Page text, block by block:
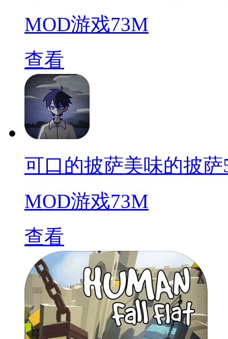
MOD游戏73M
查看
可口的披萨美味的披萨
MOD游戏73M
查看